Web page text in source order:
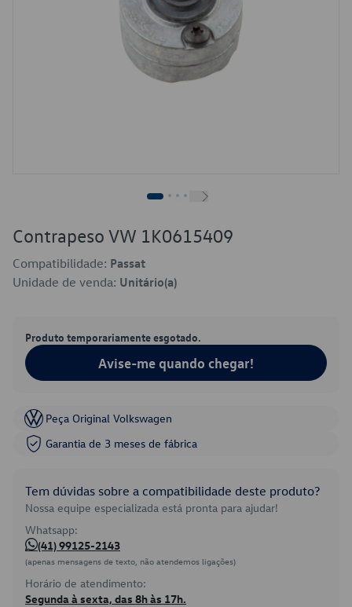
Contrapeso VW 1K0615409
Compatibilidade: Passat
Unidade de venda: Unitário(a)
Produto temporariamente esgotado.
Avise-me quando chegar!
Peça Original Volkswagen
Garantia de 3 meses de fábrica
Tem dúvidas sobre a compatibilidade deste produto?
Nossa equipe especializada está pronta para ajudar!
Whatsapp:
(41) 99125-2143
(apenas mensagens de texto, não atendemos ligações)
Horário de atendimento:
Segunda à sexta, das 8h às 17h.